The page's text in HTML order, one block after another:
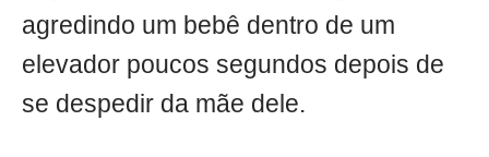
agredindo um bebê dentro de um
elevador poucos segundos depois de
se despedir da mãe dele.